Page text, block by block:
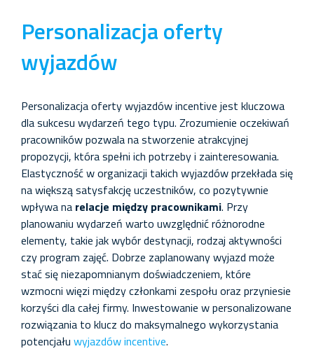
Personalizacja oferty
wyjazdów
Personalizacja oferty wyjazdów incentive jest kluczowa
dla sukcesu wydarzeń tego typu. Zrozumienie oczekiwań
pracowników pozwala na stworzenie atrakcyjnej
propozycji, która spełni ich potrzeby i zainteresowania.
Elastyczność w organizacji takich wyjazdów przekłada się
na większą satysfakcję uczestników, co pozytywnie
wpływa na relacje między pracownikami. Przy
planowaniu wydarzeń warto uwzględnić różnorodne
elementy, takie jak wybór destynacji, rodzaj aktywności
czy program zajęć. Dobrze zaplanowany wyjazd może
stać się niezapomnianym doświadczeniem, które
wzmocni więzi między członkami zespołu oraz przyniesie
korzyści dla całej firmy. Inwestowanie w personalizowane
rozwiązania to klucz do maksymalnego wykorzystania
potencjału wyjazdów incentive.